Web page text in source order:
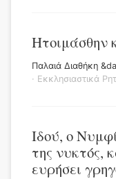
Ητοιμάσθην
Παλαιά Διαθήκη
· Εκκλησιαστικά
Ιδού, ο
της νυκτός,
ευρήσει